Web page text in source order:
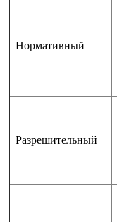
Нормативный
Разрешительный